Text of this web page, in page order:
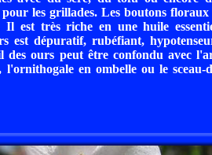
les grillades. Les boutons
Il est très riche en une huile
est dépuratif, rubéfiant,
ours peut être confondu avec
en ombelle ou le sceau-